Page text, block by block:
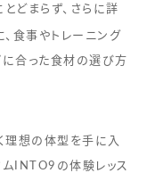
どまらず、さらに詳
、食事やトレーニング
に合った食材の選び方
理想の体型を手に入
ムINTO9の体験レッス